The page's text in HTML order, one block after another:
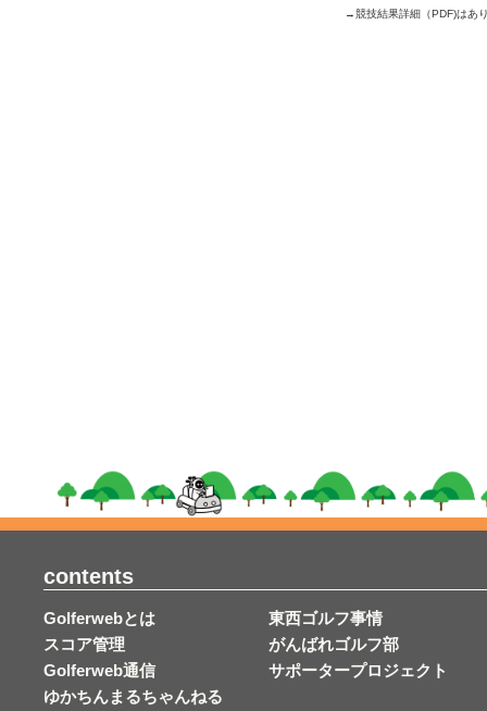
→競技結果詳細（PDF)はあ
contents
Golferwebとは
スコア管理
Golferweb通信
ゆかちんまるちゃんねる
東西ゴルフ事情
がんばれゴルフ部
サポータープロジェクト